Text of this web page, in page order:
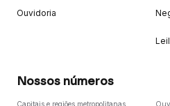
Ouvidoria
Nossos números
Capitais e regiões metropolitanas